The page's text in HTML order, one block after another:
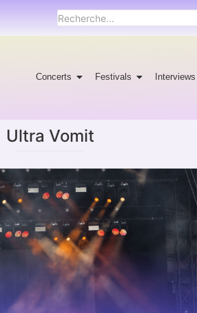
Concerts Festivals Interviews
Ultra Vomit